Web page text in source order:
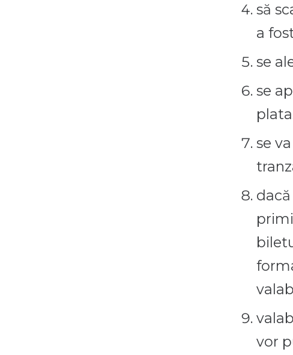
să
a
se
se
se
vor